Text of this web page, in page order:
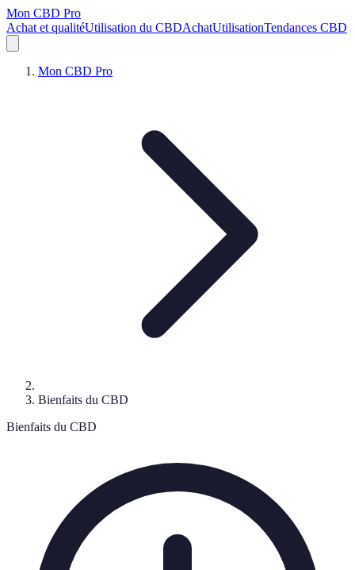
Mon CBD Pro
Achat et qualitéUtilisation du CBDAchatUtilisationTendances CBD
Mon CBD Pro
Bienfaits du CBD
Bienfaits du CBD